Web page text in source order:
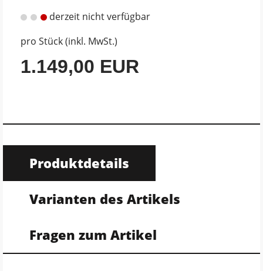
derzeit nicht verfügbar
pro Stück (inkl. MwSt.)
1.149,00 EUR
Produktdetails
Varianten des Artikels
Fragen zum Artikel